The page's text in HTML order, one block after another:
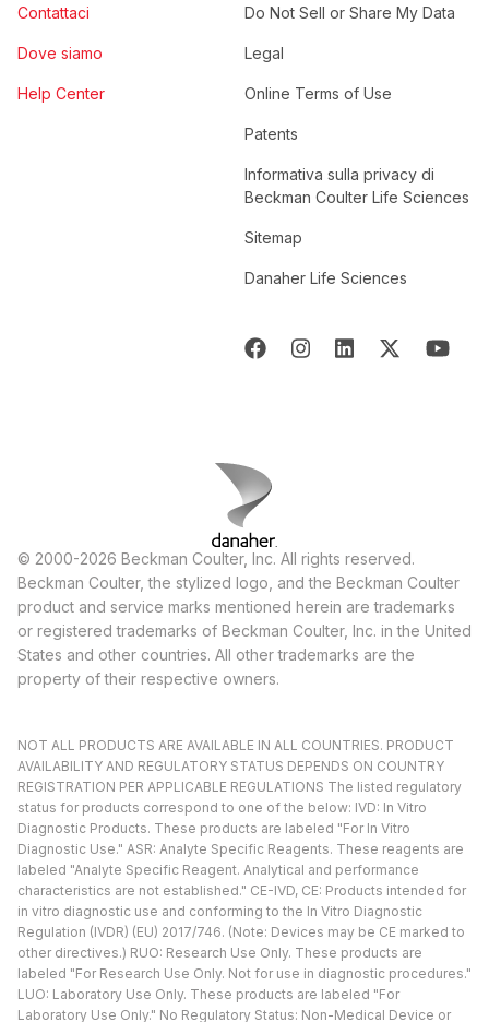
Contattaci
Dove siamo
Help Center
Do Not Sell or Share My Data
Legal
Online Terms of Use
Patents
Informativa sulla privacy di
Beckman Coulter Life Sciences
Sitemap
Danaher Life Sciences
© 2000-2026 Beckman Coulter, Inc. All rights reserved.
Beckman Coulter, the stylized logo, and the Beckman Coulter
product and service marks mentioned herein are trademarks
or registered trademarks of Beckman Coulter, Inc. in the United
States and other countries. All other trademarks are the
property of their respective owners.
NOT ALL PRODUCTS ARE AVAILABLE IN ALL COUNTRIES. PRODUCT
AVAILABILITY AND REGULATORY STATUS DEPENDS ON COUNTRY
REGISTRATION PER APPLICABLE REGULATIONS The listed regulatory
status for products correspond to one of the below: IVD: In Vitro
Diagnostic Products. These products are labeled "For In Vitro
Diagnostic Use." ASR: Analyte Specific Reagents. These reagents are
labeled "Analyte Specific Reagent. Analytical and performance
characteristics are not established." CE-IVD, CE: Products intended for
in vitro diagnostic use and conforming to the In Vitro Diagnostic
Regulation (IVDR) (EU) 2017/746. (Note: Devices may be CE marked to
other directives.) RUO: Research Use Only. These products are
labeled "For Research Use Only. Not for use in diagnostic procedures."
LUO: Laboratory Use Only. These products are labeled "For
Laboratory Use Only." No Regulatory Status: Non-Medical Device or